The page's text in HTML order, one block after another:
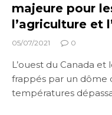
majeure pour
l’agriculture et
05/07/2021 0
L’ouest du Canada
frappés par un dôme
températures